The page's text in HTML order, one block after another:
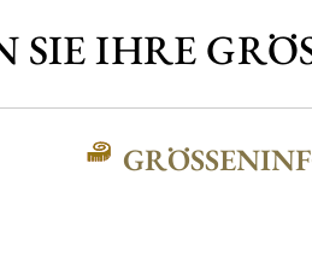
GRÖSSENINFO